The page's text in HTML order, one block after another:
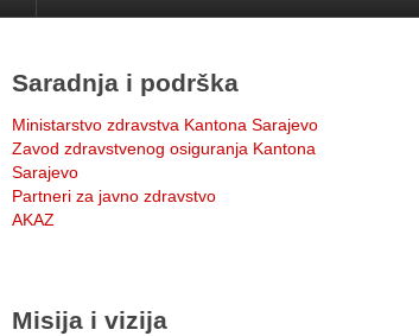
Saradnja i podrška
Ministarstvo zdravstva Kantona Sarajevo
Zavod zdravstvenog osiguranja Kantona
Sarajevo
Partneri za javno zdravstvo
AKAZ
Misija i vizija